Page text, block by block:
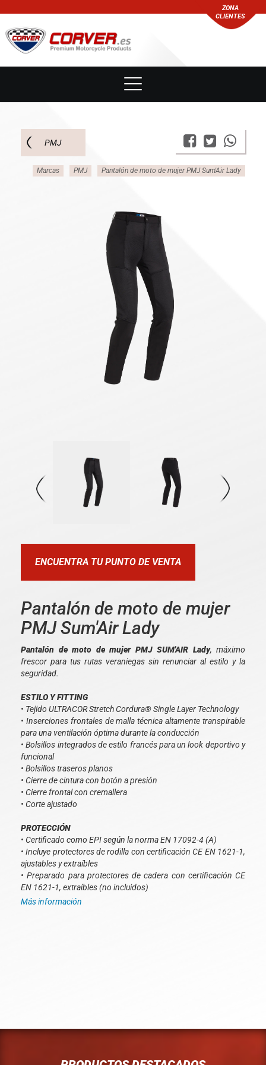
ZONA
CLIENTES
PMJ
Marcas PMJ Pantalón de moto de mujer PMJ Sum'Air Lady
ENCUENTRA TU PUNTO DE VENTA
Pantalón de moto de mujer
PMJ Sum'Air Lady
Pantalón de moto de mujer PMJ SUM'AIR Lady, máximo
frescor para tus rutas veraniegas sin renunciar al estilo y la
seguridad.
ESTILO Y FITTING
• Tejido ULTRACOR Stretch Cordura® Single Layer Technology
• Inserciones frontales de malla técnica altamente transpirable
para una ventilación óptima durante la conducción
• Bolsillos integrados de estilo francés para un look deportivo y
funcional
• Bolsillos traseros planos
• Cierre de cintura con botón a presión
• Cierre frontal con cremallera
• Corte ajustado
PROTECCIÓN
• Certificado como EPI según la norma EN 17092-4 (A)
• Incluye protectores de rodilla con certificación CE EN 1621-1,
ajustables y extraíbles
• Preparado para protectores de cadera con certificación CE
EN 1621-1, extraíbles (no incluidos)
Más información